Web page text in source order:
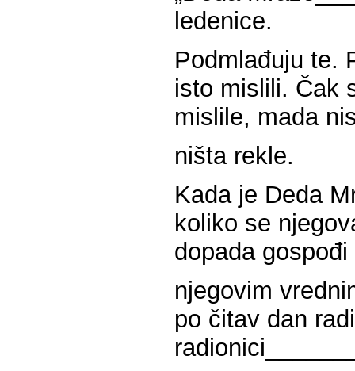
ledenice.
Podmlađuju te.
isto mislili. Čak
mislile, mada
ništa rekle.
Kada je Deda
koliko se
dopada
njegovim
po čitav dan